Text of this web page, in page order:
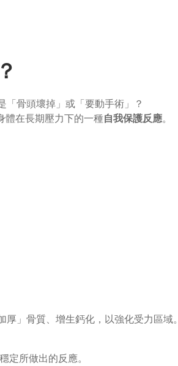
骨頭壞掉」或「要動手術」？
體在長期壓力下的一種自我保護反應。
」骨質、增生鈣化，以強化受力區域。
定所做出的反應。